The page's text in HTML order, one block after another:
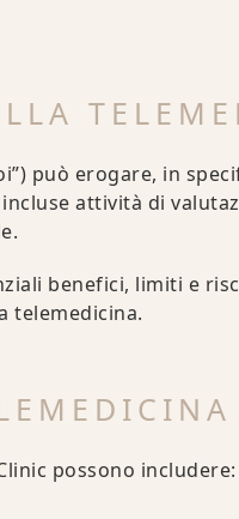
può erogare, in
attività di
benefici, limiti e
telemedicina.
possono includere: